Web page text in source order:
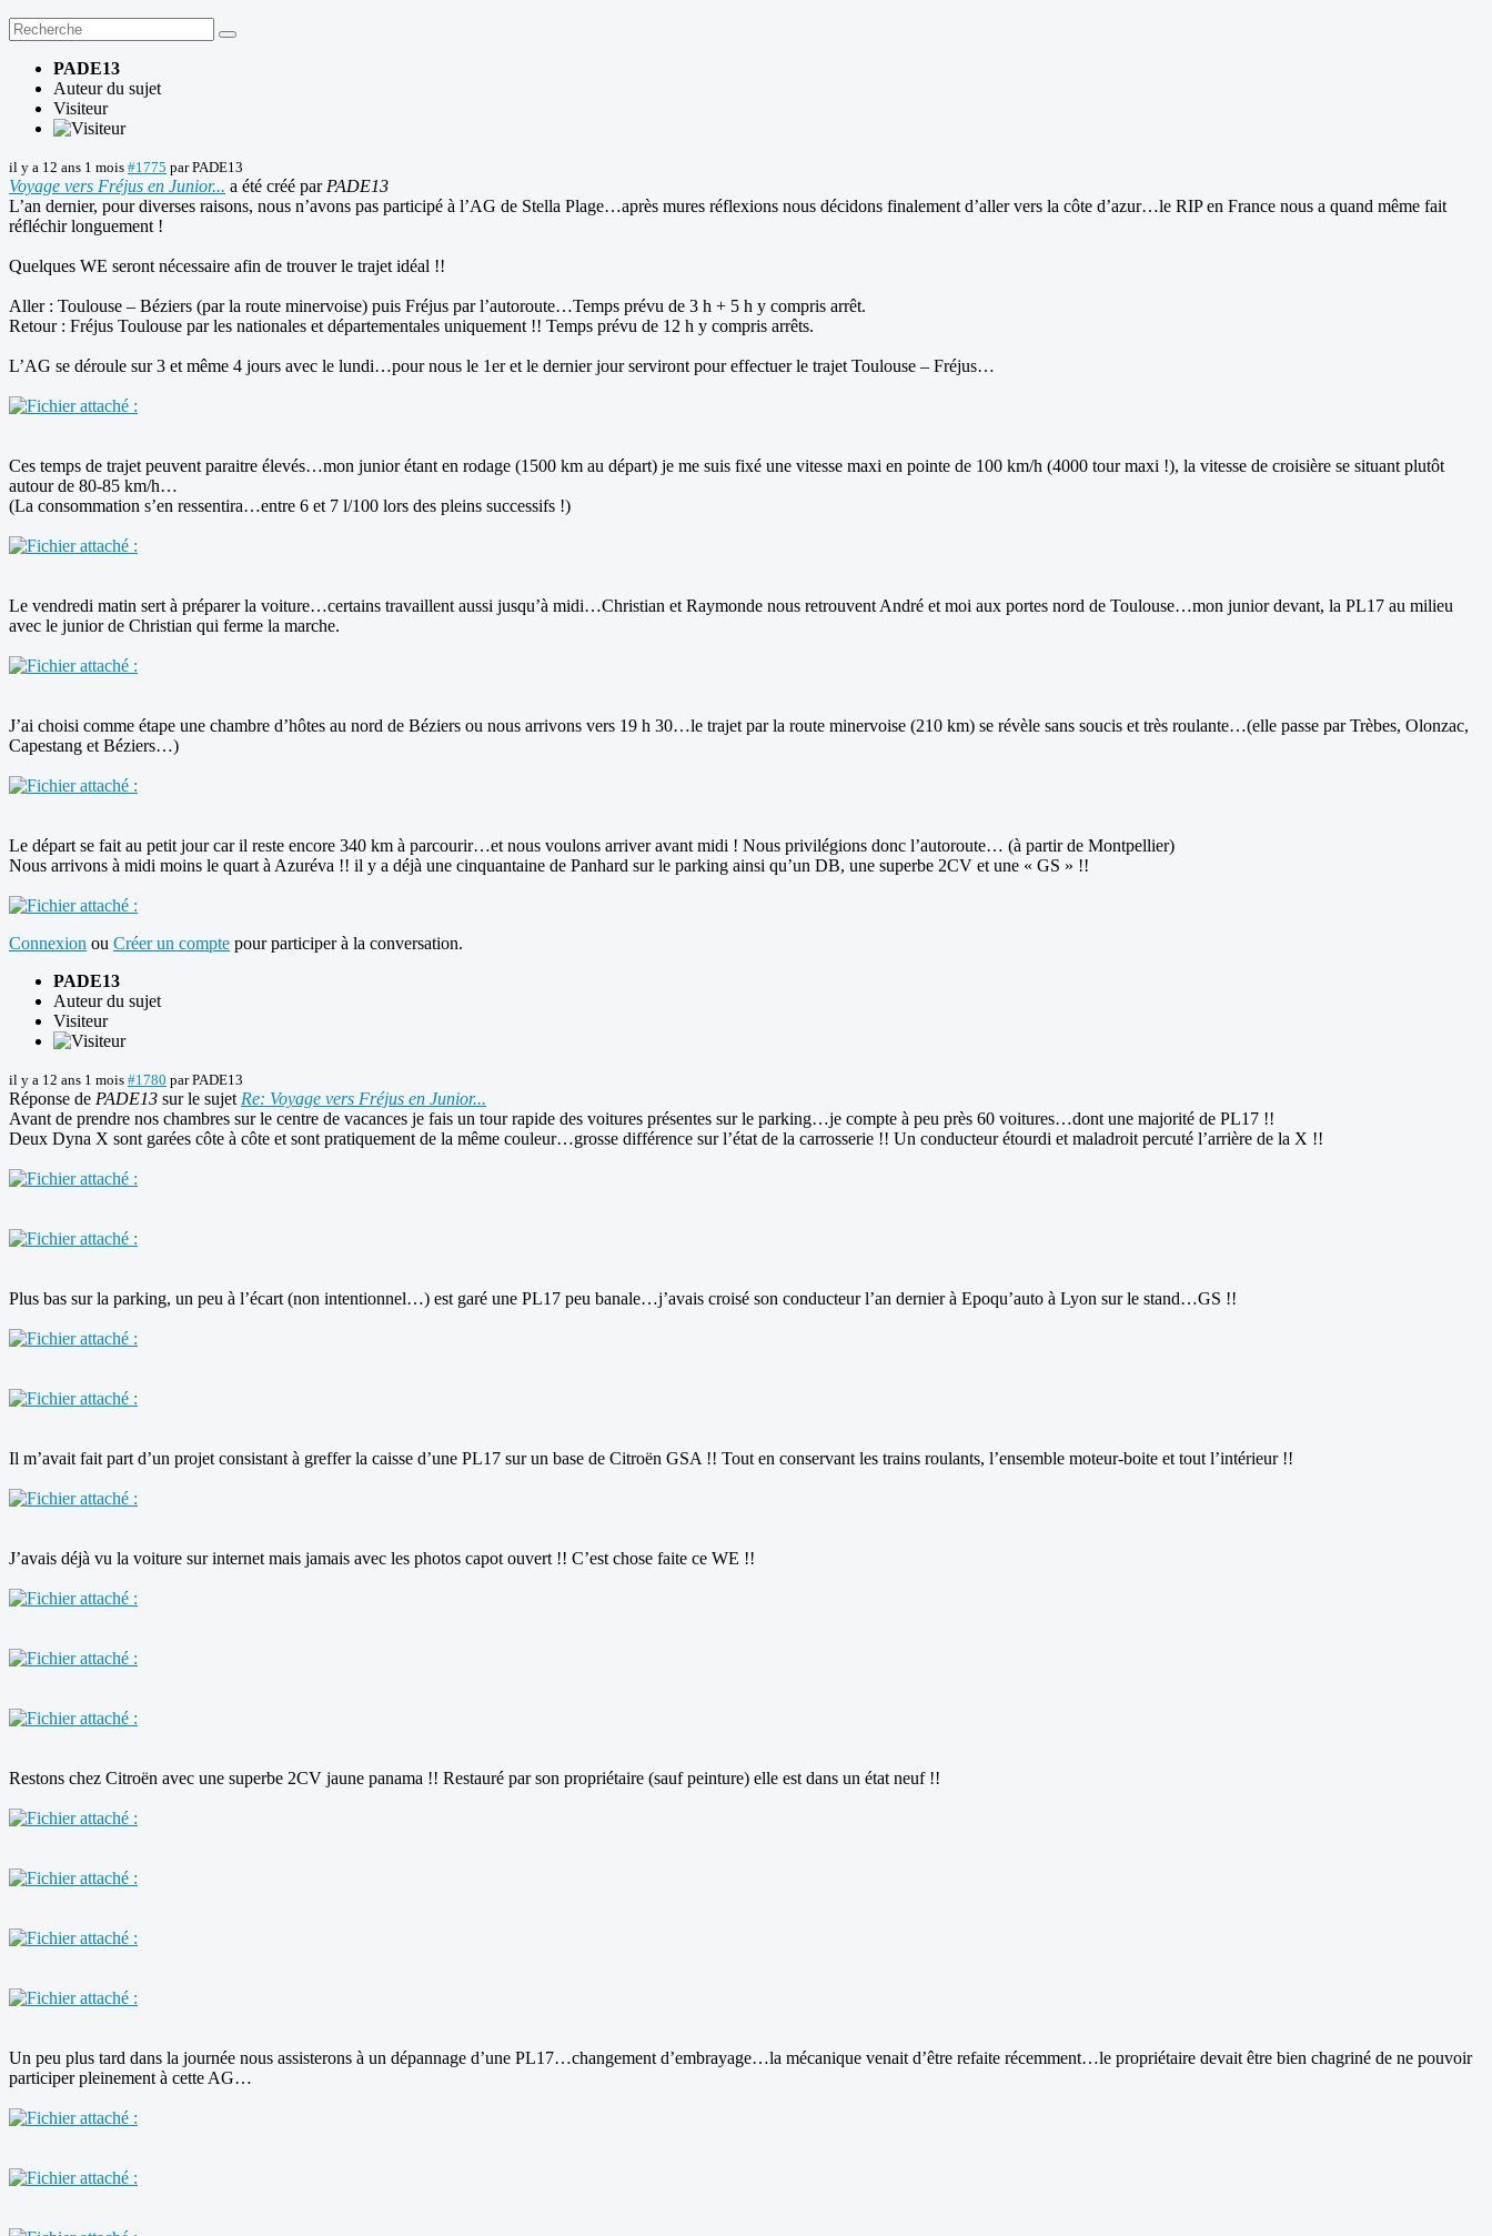
PADE13
Auteur du sujet
Visiteur
il y a 12 ans 1 mois #1775 parPADE13
Voyage vers Fréjus en Junior... a été créé par PADE13
L’an dernier, pour diverses raisons, nous n’avons pas participé à l’AG de Stella Plage…après mures réflexions nous décidons finalement d’aller vers la côte d’azur…le RIP en France nous a quand même fait
réfléchir longuement !
Quelques WE seront nécessaire afin de trouver le trajet idéal !!
Aller : Toulouse – Béziers (par la route minervoise) puis Fréjus par l’autoroute…Temps prévu de 3 h + 5 h y compris arrêt.
Retour : Fréjus Toulouse par les nationales et départementales uniquement !! Temps prévu de 12 h y compris arrêts.
L’AG se déroule sur 3 et même 4 jours avec le lundi…pour nous le 1er et le dernier jour serviront pour effectuer le trajet Toulouse – Fréjus…
Ces temps de trajet peuvent paraitre élevés…mon junior étant en rodage (1500 km au départ) je me suis fixé une vitesse maxi en pointe de 100 km/h (4000 tour maxi !), la vitesse de croisière se situant plutôt
autour de 80-85 km/h…
(La consommation s’en ressentira…entre 6 et 7 l/100 lors des pleins successifs !)
Le vendredi matin sert à préparer la voiture…certains travaillent aussi jusqu’à midi…Christian et Raymonde nous retrouvent André et moi aux portes nord de Toulouse…mon junior devant, la PL17 au milieu
avec le junior de Christian qui ferme la marche.
J’ai choisi comme étape une chambre d’hôtes au nord de Béziers ou nous arrivons vers 19 h 30…le trajet par la route minervoise (210 km) se révèle sans soucis et très roulante…(elle passe par Trèbes, Olonzac,
Capestang et Béziers…)
Le départ se fait au petit jour car il reste encore 340 km à parcourir…et nous voulons arriver avant midi ! Nous privilégions donc l’autoroute… (à partir de Montpellier)
Nous arrivons à midi moins le quart à Azuréva !! il y a déjà une cinquantaine de Panhard sur le parking ainsi qu’un DB, une superbe 2CV et une « GS » !!
Connexion ou Créer un compte pour participer à la conversation.
PADE13
Auteur du sujet
Visiteur
il y a 12 ans 1 mois #1780 parPADE13
Réponse de PADE13 sur le sujet Re: Voyage vers Fréjus en Junior...
Avant de prendre nos chambres sur le centre de vacances je fais un tour rapide des voitures présentes sur le parking…je compte à peu près 60 voitures…dont une majorité de PL17 !!
Deux Dyna X sont garées côte à côte et sont pratiquement de la même couleur…grosse différence sur l’état de la carrosserie !! Un conducteur étourdi et maladroit percuté l’arrière de la X !!
Plus bas sur la parking, un peu à l’écart (non intentionnel…) est garé une PL17 peu banale…j’avais croisé son conducteur l’an dernier à Epoqu’auto à Lyon sur le stand…GS !!
Il m’avait fait part d’un projet consistant à greffer la caisse d’une PL17 sur un base de Citroën GSA !! Tout en conservant les trains roulants, l’ensemble moteur-boite et tout l’intérieur !!
J’avais déjà vu la voiture sur internet mais jamais avec les photos capot ouvert !! C’est chose faite ce WE !!
Restons chez Citroën avec une superbe 2CV jaune panama !! Restauré par son propriétaire (sauf peinture) elle est dans un état neuf !!
Un peu plus tard dans la journée nous assisterons à un dépannage d’une PL17…changement d’embrayage…la mécanique venait d’être refaite récemment…le propriétaire devait être bien chagriné de ne pouvoir
participer pleinement à cette AG…